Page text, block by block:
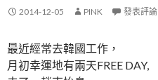
2014-12-05
PINK 發表評論
最近經常去韓國工作，
月初幸運地有兩天FREE DAY,